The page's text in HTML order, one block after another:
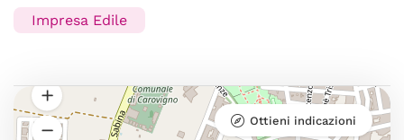
Impresa Edile
Ottieni indicazioni